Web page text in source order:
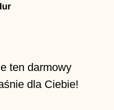
ten darmowy
dla Ciebie!